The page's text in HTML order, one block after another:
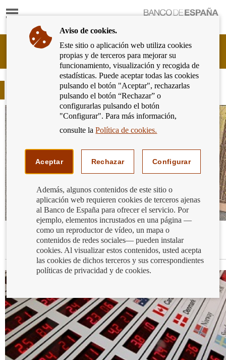
Mostrar
Ir
página
de
inicio
del
Banco
de
España
Cliente
Bancario
Banco
España
Eurosistema,
Presentación de los nuevos billetes de 100 y 200 euros
21/09/2018Efectivo y cheques-
blog
/webcb/Blog/EfectivoCheques
Aviso de cookies.
Este sitio o aplicación web utiliza cookies
propias y de terceros para mejorar su
funcionamiento, visualización y recogida de
estadísticas. Puede aceptar todas las cookies
pulsando el botón "Aceptar", rechazarlas
pulsando el botón “Rechazar” o
configurarlas pulsando el botón
"Configurar". Para más información,
consulte laPolítica de cookies.
Aceptar Rechazar Configurar
Además, algunos contenidos de este sitio o
aplicación web requieren cookies de terceros ajenas
al Banco de España para ofrecer el servicio. Por
ejemplo, elementos incrustados en una página —
como un reproductor de vídeo, un mapa o
contenidos de redes sociales— pueden instalar
cookies. Al visualizar estos contenidos, usted acepta
las cookies de dichos terceros y sus correspondientes
políticas de privacidad y de cookies.